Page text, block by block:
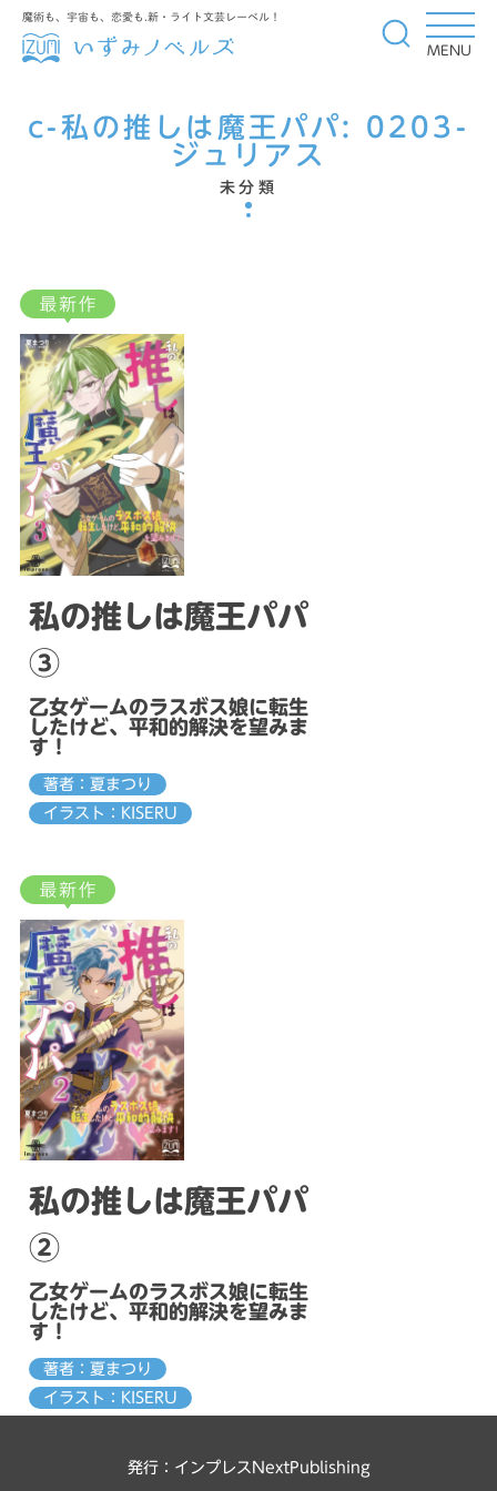
MENU
魔術も、宇宙も、恋愛も.新・ライト文芸レーベル！
c-私の推しは魔王パパ: 0203-
ジュリアス
未分類
私の推しは魔王パパ
③
乙女ゲームのラスボス娘に転生
したけど、平和的解決を望みま
す！
著者：夏まつり
イラスト：KISERU
私の推しは魔王パパ
②
乙女ゲームのラスボス娘に転生
したけど、平和的解決を望みま
す！
著者：夏まつり
イラスト：KISERU
発行：インプレスNextPublishing